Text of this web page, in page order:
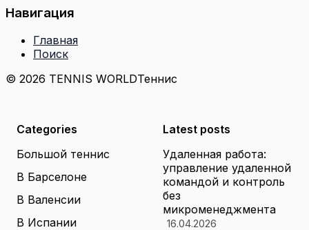
Навигация
Главная
Поиск
© 2026 TENNIS WORLDТеннис
Categories
Большой теннис
В Барселоне
В Валенсии
В Испании
Latest posts
Удаленная работа:
управление удаленной
командой и контроль
без
микроменеджмента
16.04.2026